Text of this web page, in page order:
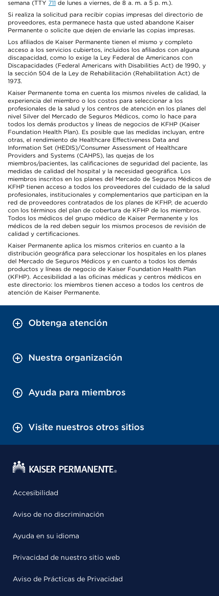
semana (TTY 711 de lunes a viernes, de 8 a. m. a 5 p. m.).
Si realiza la solicitud para recibir copias impresas del directorio de
proveedores, esta permanece hasta que usted abandone Kaiser
Permanente o solicite que dejen de enviarle las copias impresas.
Los afiliados de Kaiser Permanente tienen el mismo y completo
acceso a los servicios cubiertos, incluidos los afiliados con alguna
discapacidad, como lo exige la Ley Federal de Americanos con
Discapacidades (Federal Americans with Disabilities Act) de 1990, y
la sección 504 de la Ley de Rehabilitación (Rehabilitation Act) de
1973.
Kaiser Permanente toma en cuenta los mismos niveles de calidad, la
experiencia del miembro o los costos para seleccionar a los
profesionales de la salud y los centros de atención en los planes del
nivel Silver del Mercado de Seguros Médicos, como lo hace para
todos los demás productos y líneas de negocios de KFHP (Kaiser
Foundation Health Plan). Es posible que las medidas incluyan, entre
otras, el rendimiento de Healthcare Effectiveness Data and
Information Set (HEDIS)/Consumer Assessment of Healthcare
Providers and Systems (CAHPS), las quejas de los
miembros/pacientes, las calificaciones de seguridad del paciente, las
medidas de calidad del hospital y la necesidad geográfica. Los
miembros inscritos en los planes del Mercado de Seguros Médicos de
KFHP tienen acceso a todos los proveedores del cuidado de la salud
profesionales, institucionales y complementarios que participan en la
red de proveedores contratados de los planes de KFHP, de acuerdo
con los términos del plan de cobertura de KFHP de los miembros.
Todos los médicos del grupo médico de Kaiser Permanente y los
médicos de la red deben seguir los mismos procesos de revisión de
calidad y certificaciones.
Kaiser Permanente aplica los mismos criterios en cuanto a la
distribución geográfica para seleccionar los hospitales en los planes
del Mercado de Seguros Médicos y en cuanto a todos los demás
productos y líneas de negocio de Kaiser Foundation Health Plan
(KFHP). Accesibilidad a las oficinas médicas y centros médicos en
este directorio: los miembros tienen acceso a todos los centros de
atención de Kaiser Permanente.
Obtenga atención
Nuestra organización
Ayuda para miembros
Visite nuestros otros sitios
Accesibilidad
Aviso de no discriminación
Ayuda en su idioma
Privacidad de nuestro sitio web
Aviso de Prácticas de Privacidad